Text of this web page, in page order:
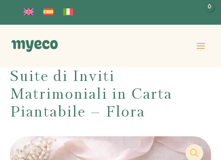
Suite di Inviti
Matrimoniali in Carta
Piantabile – Flora